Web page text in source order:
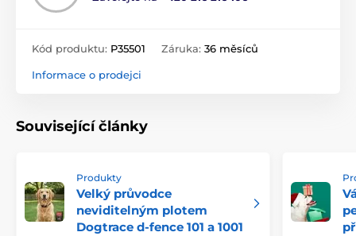
Kód produktu: P35501 Záruka: 36 měsíců
Informace o prodejci
Související články
Produkty
Velký průvodce
neviditelným plotem
Dogtrace d-fence 101 a 1001